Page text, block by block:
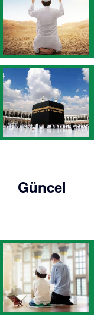
Güncel